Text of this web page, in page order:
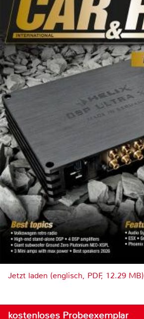
Jetzt laden (englisch, PDF, 12.29 MB)
kostenloses Probeexemplar